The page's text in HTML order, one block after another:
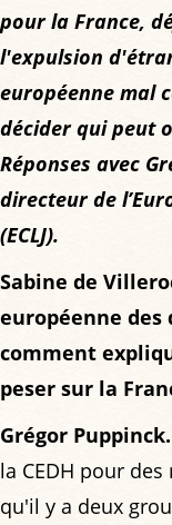
pour la France,
l'expulsion
européenne mal
décider qui peut
Réponses avec
directeur de
(ECLJ).
Sabine de
européenne des
comment
peser sur la
Grégor Puppinck.
la CEDH pour
qu'il y a deux